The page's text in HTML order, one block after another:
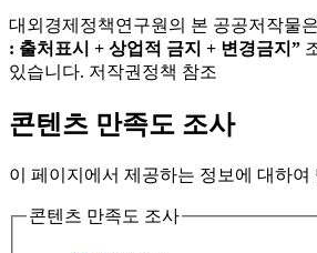
대외경제정책연구원의 본 공공저작물은
: 출처표시 + 상업적 금지 + 변경금지”
있습니다. 저작권정책 참조
콘텐츠 만족도 조사
이 페이지에서 제공하는 정보에 대하여
콘텐츠 만족도 조사